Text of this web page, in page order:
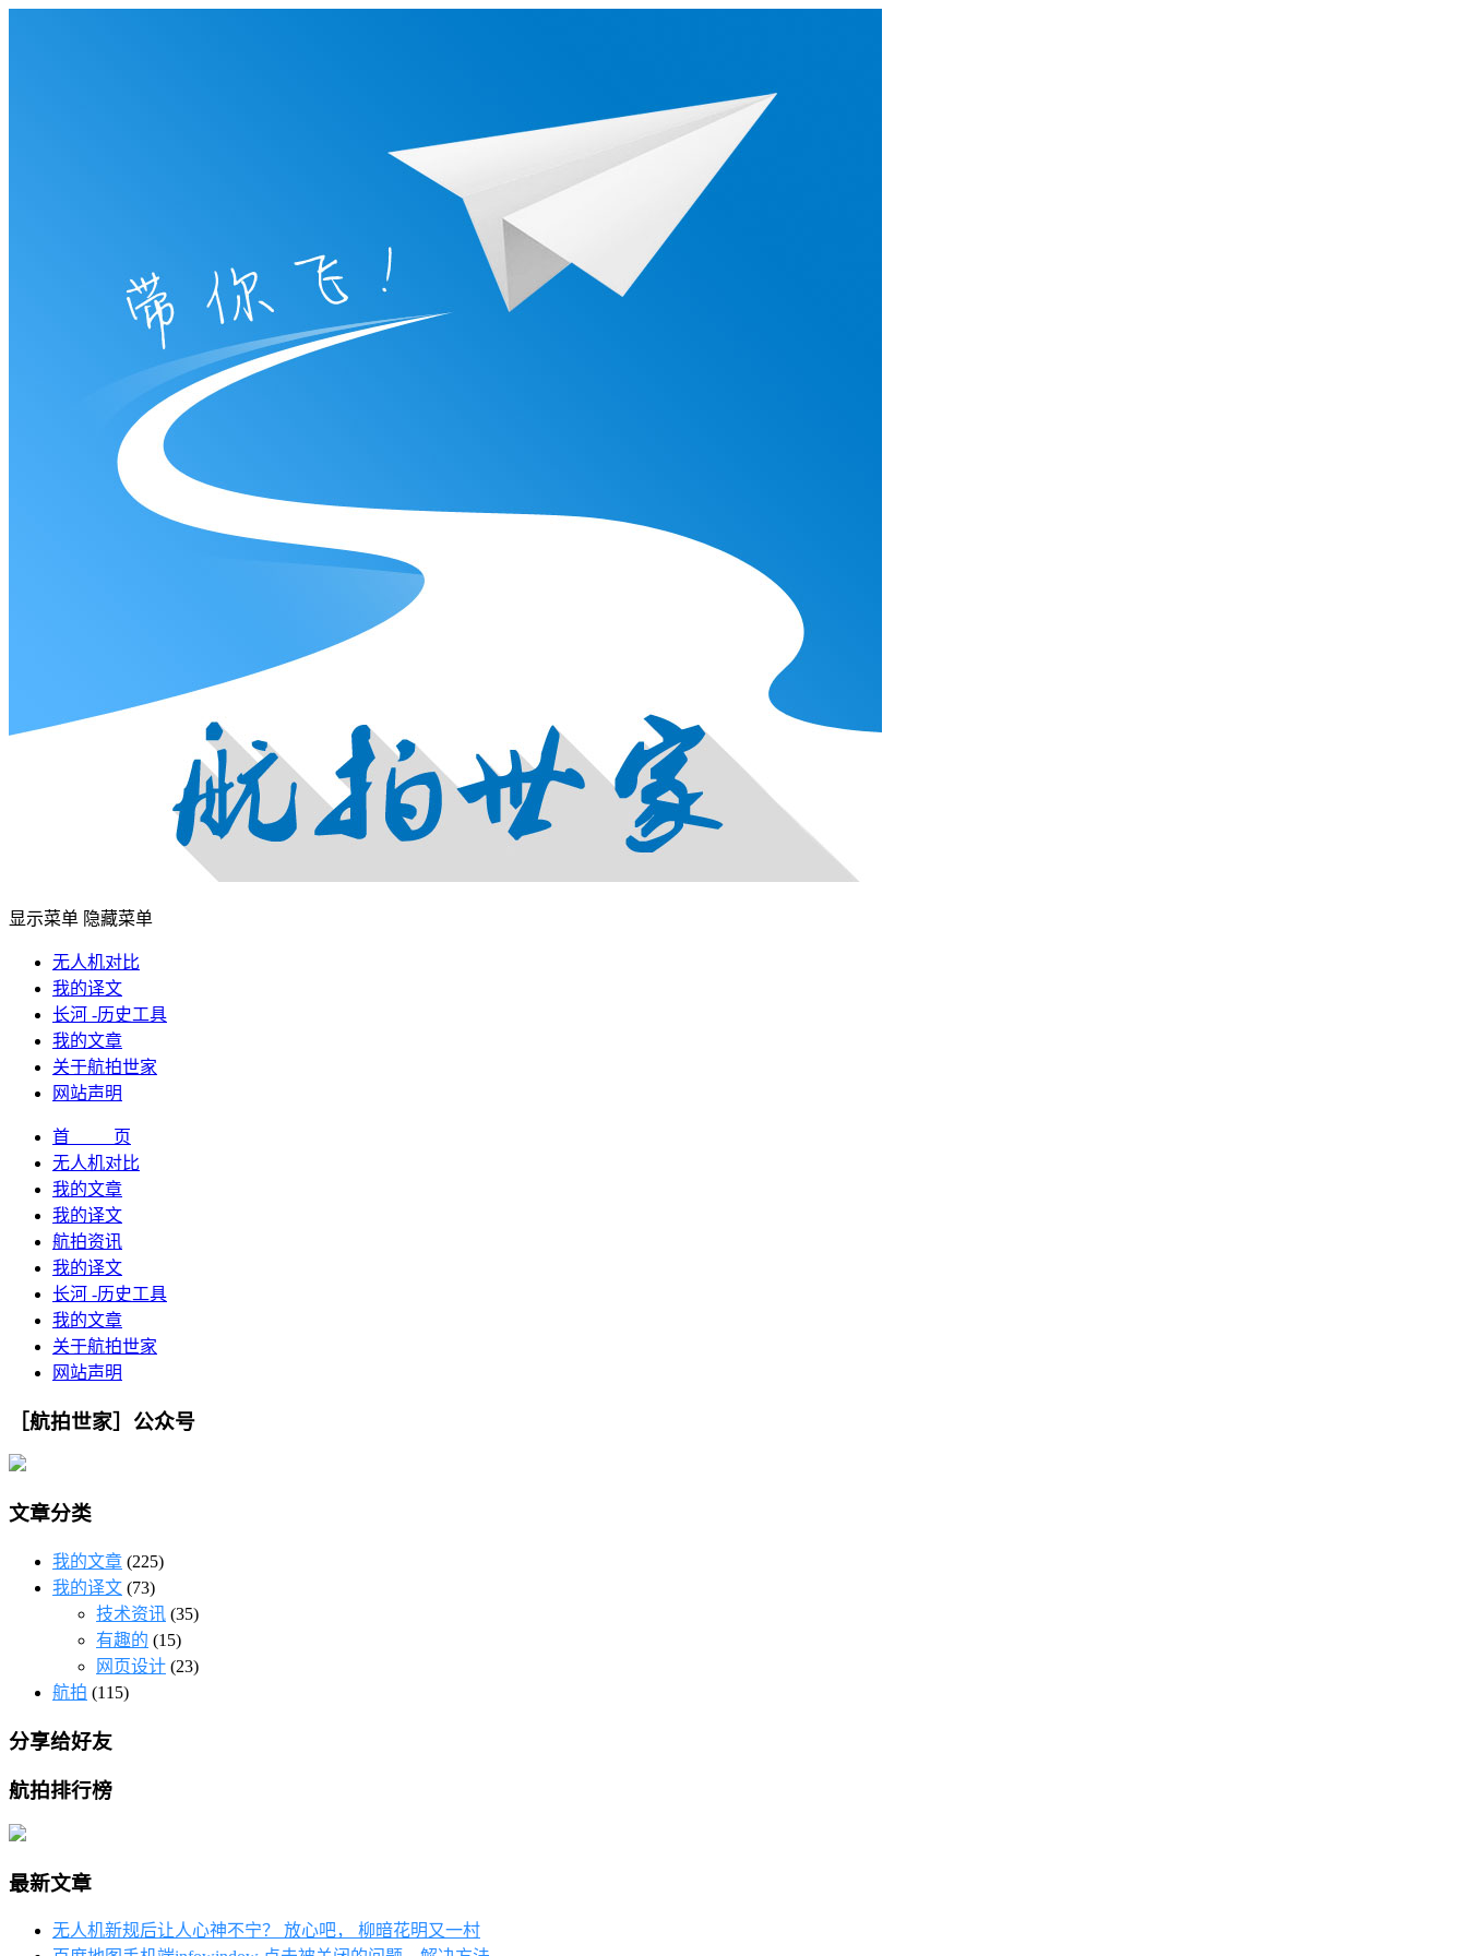
显示菜单 隐藏菜单
无人机对比
我的译文
长河 -历史工具
我的文章
关于航拍世家
网站声明
首 页
无人机对比
我的文章
我的译文
航拍资讯
我的译文
长河 -历史工具
我的文章
关于航拍世家
网站声明
［航拍世家］公众号
文章分类
我的文章 (225)
我的译文 (73)
技术资讯 (35)
有趣的 (15)
网页设计 (23)
航拍 (115)
分享给好友
航拍排行榜
最新文章
无人机新规后让人心神不宁？ 放心吧， 柳暗花明又一村